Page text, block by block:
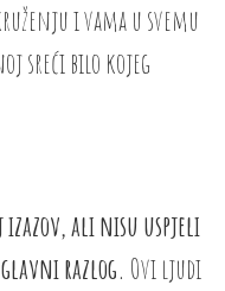
i vama u svemu
sreći bilo kojeg
ali nisu uspjeli
razlog. Ovi ljudi